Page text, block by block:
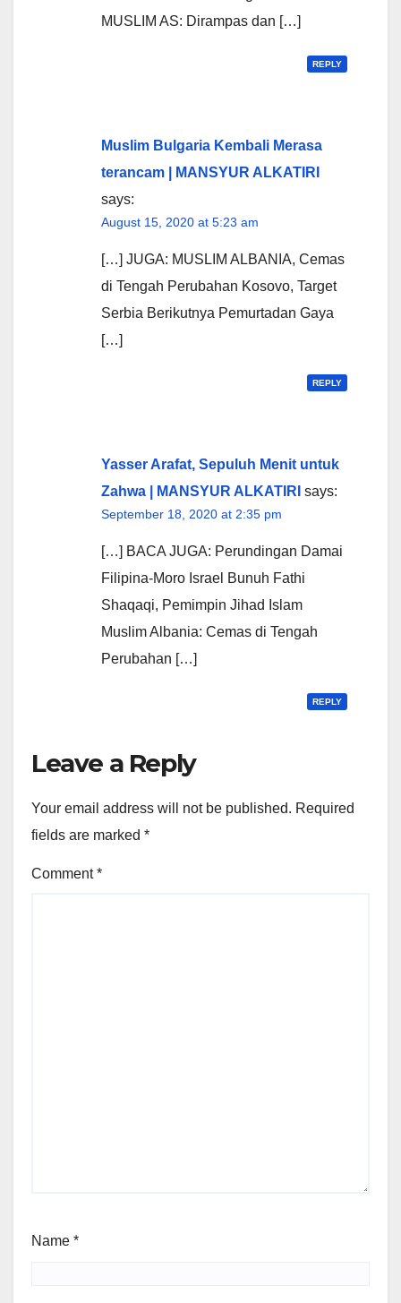
MUSLIM AS: Dirampas dan […]
REPLY
Muslim Bulgaria Kembali Merasa
terancam | MANSYUR ALKATIRI
says:
August 15, 2020 at 5:23 am
[…] JUGA: MUSLIM ALBANIA, Cemas
di Tengah Perubahan Kosovo, Target
Serbia Berikutnya Pemurtadan Gaya
[…]
REPLY
Yasser Arafat, Sepuluh Menit untuk
Zahwa | MANSYUR ALKATIRI says:
September 18, 2020 at 2:35 pm
[…] BACA JUGA: Perundingan Damai
Filipina-Moro Israel Bunuh Fathi
Shaqaqi, Pemimpin Jihad Islam
Muslim Albania: Cemas di Tengah
Perubahan […]
REPLY
Leave a Reply
Your email address will not be published. Required
fields are marked *
Comment*
Name *